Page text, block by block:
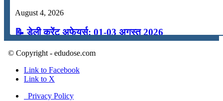
August 4, 2026
📝 डेली करेंट अफेयर्स: 01-03 अगस्त 2026
July 31, 2026
📝 डेली करेंट अफेयर्स: 28-31 जुलाई 2026
© Copyright - edudose.com
Link to Facebook
Link to X
Privacy Policy